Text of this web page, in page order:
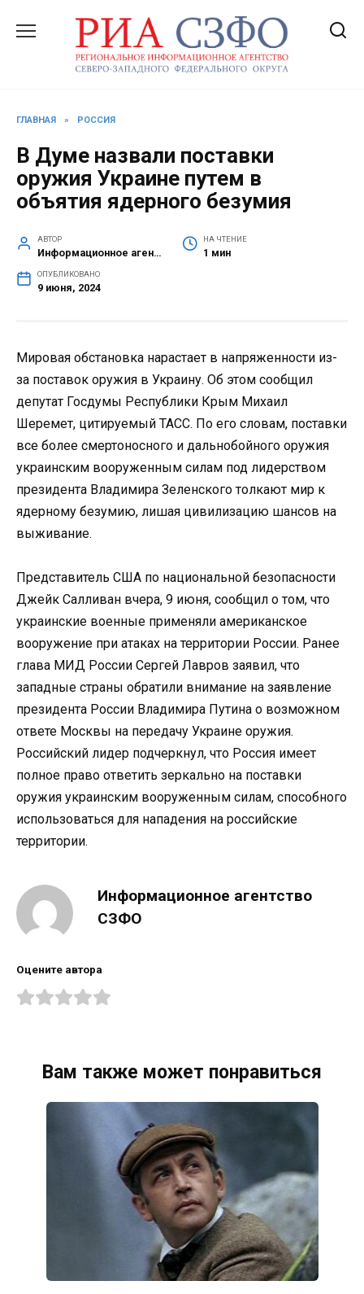
содержанию
ГЛАВНАЯ » РОССИЯ
В Думе назвали поставки
оружия Украине путем в
объятия ядерного безумия
АВТОР
Информационное агентство СЗФО
НА ЧТЕНИЕ
1 мин
ОПУБЛИКОВАНО
9 июня, 2024
Мировая обстановка нарастает в напряженности из-
за поставок оружия в Украину. Об этом сообщил
депутат Госдумы Республики Крым Михаил
Шеремет, цитируемый ТАСС. По его словам, поставки
все более смертоносного и дальнобойного оружия
украинским вооруженным силам под лидерством
президента Владимира Зеленского толкают мир к
ядерному безумию, лишая цивилизацию шансов на
выживание.
Представитель США по национальной безопасности
Джейк Салливан вчера, 9 июня, сообщил о том, что
украинские военные применяли американское
вооружение при атаках на территории России. Ранее
глава МИД России Сергей Лавров заявил, что
западные страны обратили внимание на заявление
президента России Владимира Путина о возможном
ответе Москвы на передачу Украине оружия.
Российский лидер подчеркнул, что Россия имеет
полное право ответить зеркально на поставки
оружия украинским вооруженным силам, способного
использоваться для нападения на российские
территории.
Информационное агентство
СЗФО
Оцените автора
Вам также может понравиться